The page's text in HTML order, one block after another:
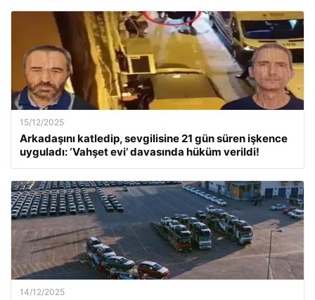
15/12/2025
Arkadaşını katledip, sevgilisine 21 gün süren işkence
uyguladı: ‘Vahşet evi’ davasında hüküm verildi!
14/12/2025